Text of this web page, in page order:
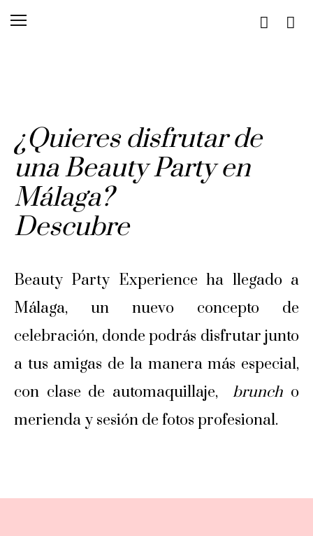
¿Quieres disfrutar de
una Beauty Party en
Málaga?
Descubre
Beauty Party Experience ha llegado a
Málaga, un nuevo concepto de
celebración, donde podrás disfrutar junto
a tus amigas de la manera más especial,
con clase de automaquillaje,brunch o
merienda y sesión de fotos profesional.